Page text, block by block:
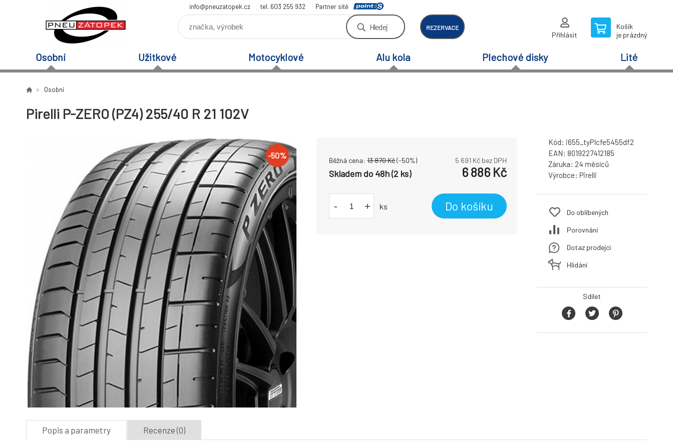
info@pneuzatopek.cz tel. 603 255 932 Partner sítě
Hledej REZERVACE
Přihlásit
Košík
je prázdný
Osobní Užitkové Motocyklové Alu kola Plechové disky Lité
Osobní
Pirelli P-ZERO (PZ4) 255/40 R 21 102V
-50%
Běžná cena: 13 870Kč(-50%) 5 691 Kč bez DPH
Skladem do 48h (2 ks) 6 886 Kč
- + ks Do košíku
Kód: i655_tyPIcfe5455df2
EAN: 8019227412185
Záruka: 24 měsíců
Výrobce: Pirelli
Do oblíbených
Porovnání
Dotaz prodejci
Hlídání
Sdílet
Popis a parametry Recenze (0)